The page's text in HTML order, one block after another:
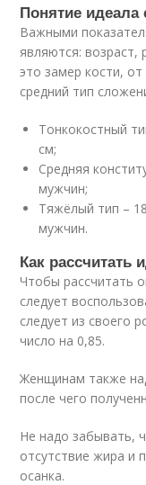
Понятие идеала
Важными
являются: возраст,
это замер кости,
средний тип
Тонкокостный
см;
Средняя
мужчин;
Тяжёлый тип –
мужчин.
Как рассчитать
Чтобы рассчитать
следует
следует из своего
число на 0,85.
Женщинам также
после чего
Не надо забывать,
отсутствие жира и
осанка.